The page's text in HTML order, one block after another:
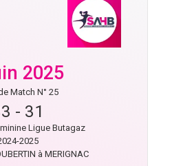
2025
Match N° 25
- 31
Ligue Butagaz
2025
à MERIGNAC